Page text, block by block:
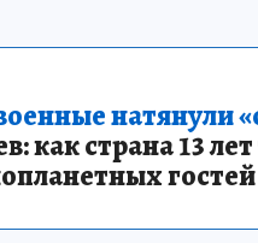
натянули
как страна 13
гостей